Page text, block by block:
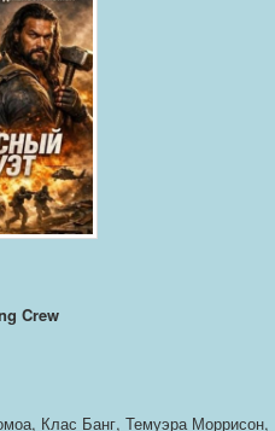
Crew
Клас Банг, Темуэра Моррисон,